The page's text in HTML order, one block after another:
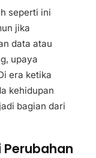
seperti ini
jika
data atau
upaya
era ketika
kehidupan
bagian dari
Perubahan